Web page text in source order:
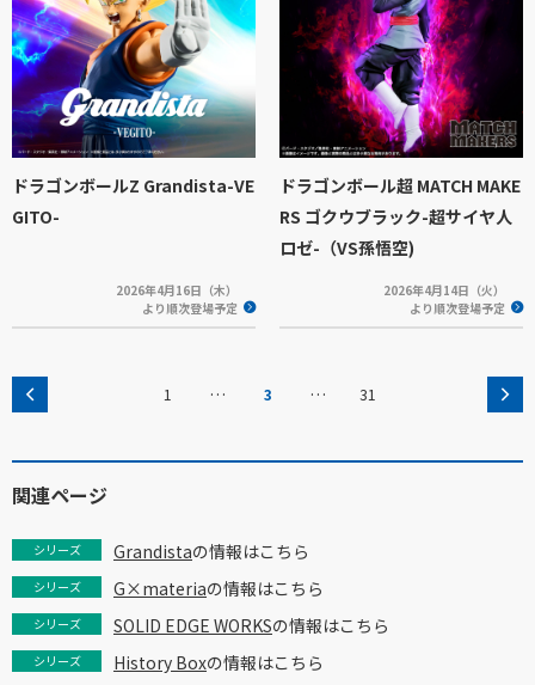
ドラゴンボールZ Grandista-VE
GITO-
2026年4月16日（木）
より順次登場予定
ドラゴンボール超 MATCH MAKE
RS ゴクウブラック-超サイヤ人
ロゼ-（VS孫悟空)
2026年4月14日（火）
より順次登場予定
1 … 3 … 31
関連ページ
シリーズ Grandistaの情報はこちら
シリーズ G×materiaの情報はこちら
シリーズ SOLID EDGE WORKSの情報はこちら
シリーズ History Boxの情報はこちら